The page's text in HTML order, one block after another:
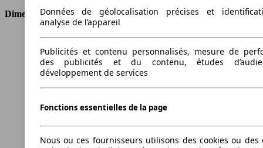
Dimensions
Longueur
3969 mm
Hauteur
1495 mm
Largeur
1722 mm
Empattement
Poids maximum
1550 kg
Charge maximale
Sièges
5
Charge sur toit
-
Données de géolocalisation précises et
analyse de l’appareil
Publicités et contenu personnalisés, mesure de
des publicités et du contenu, études
développement de services
Fonctions essentielles de la page
Nous ou ces fournisseurs utilisons des cookies ou des